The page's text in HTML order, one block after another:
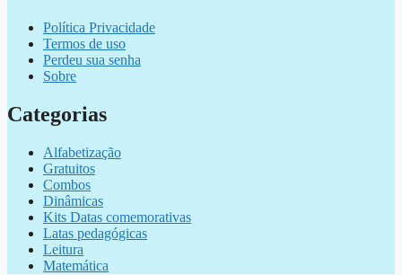
Política Privacidade
Termos de uso
Perdeu sua senha
Sobre
Categorias
Alfabetização
Gratuitos
Combos
Dinâmicas
Kits Datas comemorativas
Latas pedagógicas
Leitura
Matemática